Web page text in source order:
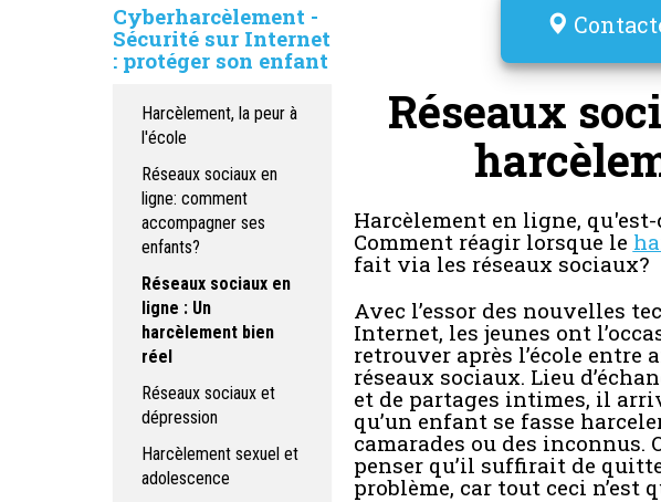
Cyberharcèlement -
Sécurité sur Internet
: protéger son enfant
Harcèlement, la peur à
l'école
Réseaux sociaux en
ligne: comment
accompagner ses
enfants?
Réseaux sociaux en
ligne : Un
harcèlement bien
réel
Réseaux sociaux et
dépression
Harcèlement sexuel et
adolescence
Réseaux
Harcèlement en ligne, qu'est-
Comment réagir lorsque le
fait via les réseaux sociaux?
Avec l’essor des nouvelles
Internet, les jeunes ont
retrouver après l’école entre
réseaux sociaux. Lieu
et de partages intimes, il
qu’un enfant se fasse
camarades ou des inconnus.
penser qu’il suffirait de
problème, car tout ceci n’est